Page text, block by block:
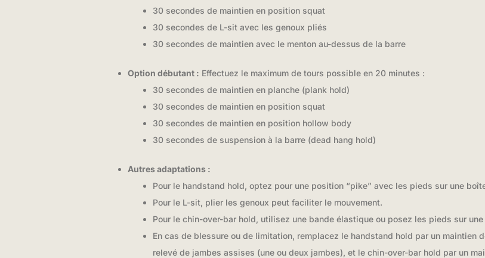
30 secondes de maintien en position squat
30 secondes de L-sit avec les genoux pliés
30 secondes de maintien avec le menton au-dessus de la barre
Option débutant : Effectuez le maximum de tours possible en 20 minutes :
30 secondes de maintien en planche (plank hold)
30 secondes de maintien en position squat
30 secondes de maintien en position hollow body
30 secondes de suspension à la barre (dead hang hold)
Autres adaptations :
Pour le handstand hold, optez pour une position “pike” avec les pieds sur une
Pour le L-sit, plier les genoux peut faciliter le mouvement.
Pour le chin-over-bar hold, utilisez une bande élastique ou posez les pieds sur
En cas de blessure ou de limitation, remplacez le handstand hold par un maintien
relevé de jambes assises (une ou deux jambes), et le chin-over-bar hold par un